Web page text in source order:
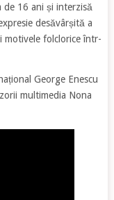
de 16 ani și interzisă
desăvârșită a
motivele folclorice într-
George Enescu
multimedia Nona